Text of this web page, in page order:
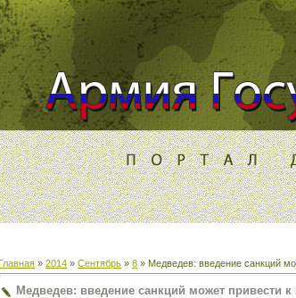
» 2014 » Сентябрь » 8 » Медведев: введение санкций
Медведев: введение санкций может привести